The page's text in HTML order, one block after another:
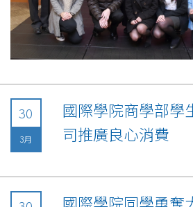
30
3月
國際學院商學部學
司推廣良心消費
國際學院同學勇奪